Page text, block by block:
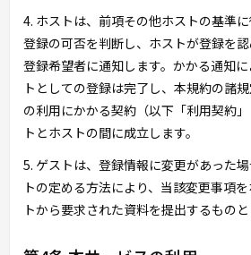
4. ホストは、前項その他ホストの基準
登録の可否を判断し、ホストが登録を
登録希望者に通知します。かかる通知
トとしての登録は完了し、本規約の諸
の利用にかかる契約（以下「利用契約
トとホストの間に成立します。
5. ゲストは、登録情報に変更があった
トの定める方法により、当該変更事項
トから要求された資料を提出するものと